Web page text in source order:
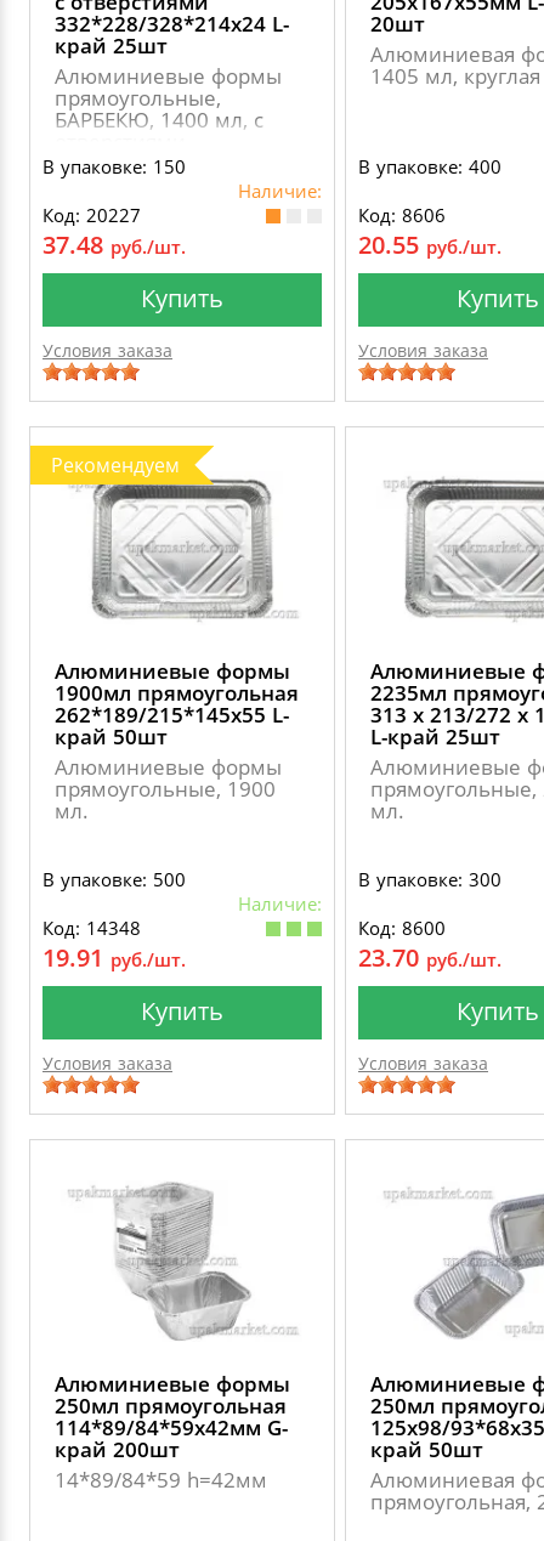
332*228/328*214х24 L-
край 25шт
Алюминиевые формы
прямоугольные,
БАРБЕКЮ, 1400 мл, с
В упаковке: 150
Наличие:
Код: 20227
37.48 руб./шт.
Купить
Условия заказа
20шт
Алюминиевая
1405 мл, круглая
В упаковке: 400
Код: 8606
20.55 руб./шт.
Купить
Условия заказа
Рекомендуем
Алюминиевые формы
1900мл прямоугольная
262*189/215*145х55 L-
край 50шт
Алюминиевые формы
прямоугольные, 1900
мл.
В упаковке: 500
Наличие:
Код: 14348
19.91 руб./шт.
Купить
Условия заказа
Алюминиевые
2235мл
313 х 213/272 х
L-край 25шт
Алюминиевые
прямоугольные,
мл.
В упаковке: 300
Код: 8600
23.70 руб./шт.
Купить
Условия заказа
Алюминиевые формы
250мл прямоугольная
114*89/84*59х42мм G-
край 200шт
14*89/84*59 h=42мм
Алюминиевые
250мл
125х98/
край 50шт
Алюминиевая
прямоугольная,